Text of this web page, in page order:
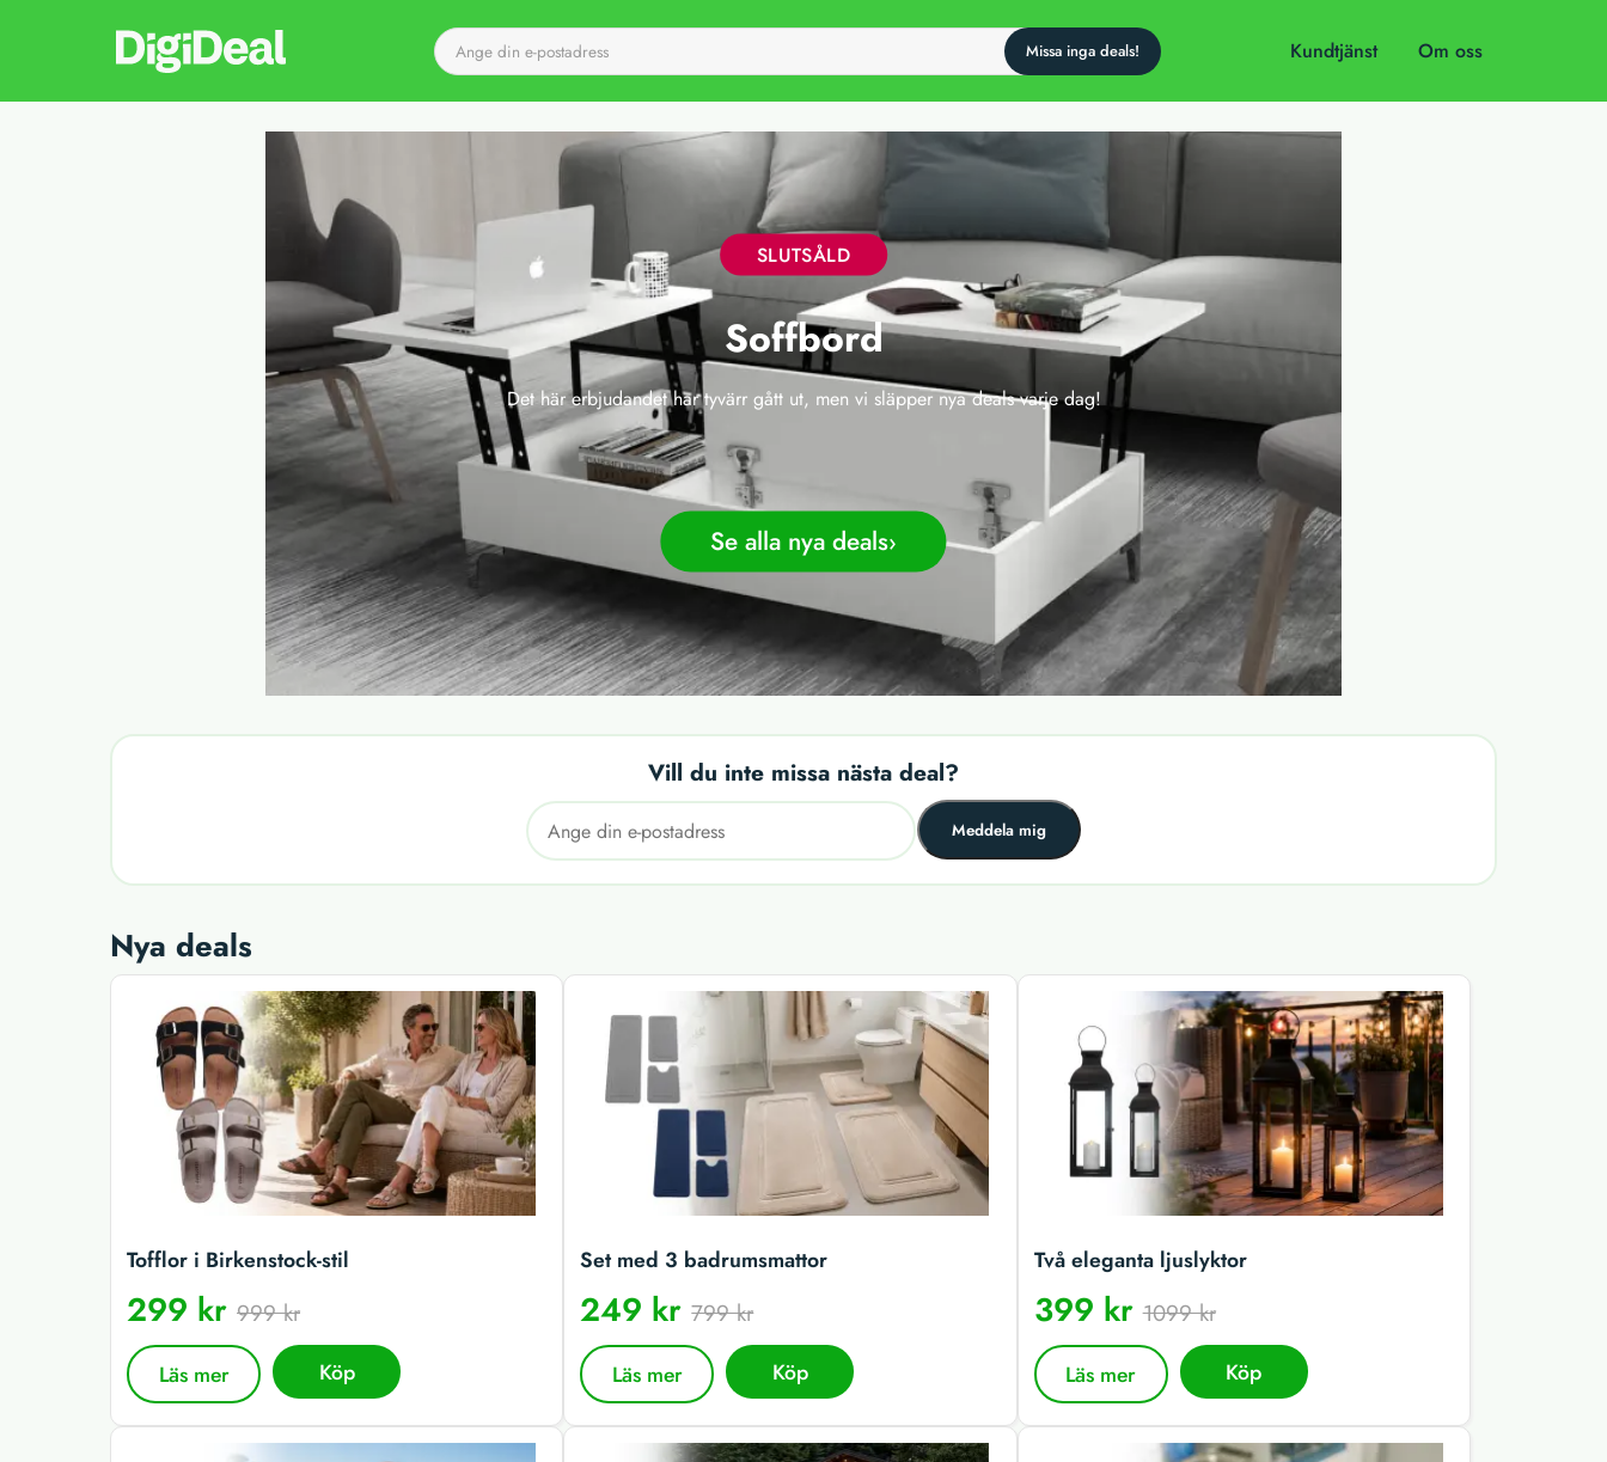
Till startsidan Kundtjänst Om oss
SLUTSÅLD
Soffbord
Det här erbjudandet har tyvärr gått ut, men vi släpper nya deals varje dag!
Se alla nya deals
Vill du inte missa nästa deal?
Meddela mig
Nya deals
Tofflor i Birkenstock-stil
299 kr 999 kr
Läs mer Köp
Set med 3 badrumsmattor
249 kr799 kr
Läs mer Köp
Två eleganta ljuslyktor
399 kr1099 kr
Läs mer Köp